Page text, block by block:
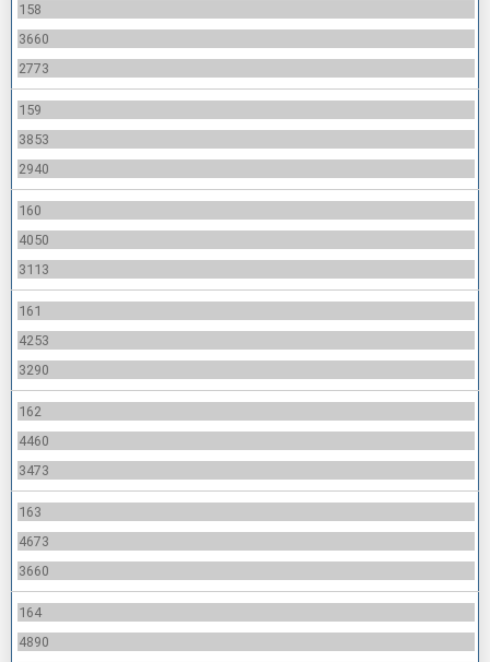
158
3660
2773
159
3853
2940
160
4050
3113
161
4253
3290
162
4460
3473
163
4673
3660
164
4890